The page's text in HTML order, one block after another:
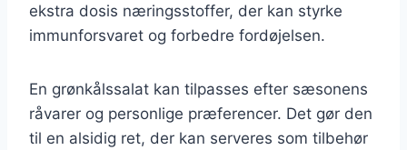
ekstra dosis næringsstoffer, der kan styrke
immunforsvaret og forbedre fordøjelsen.
En grønkålssalat kan tilpasses efter sæsonens
råvarer og personlige præferencer. Det gør den
til en alsidig ret, der kan serveres som tilbehør